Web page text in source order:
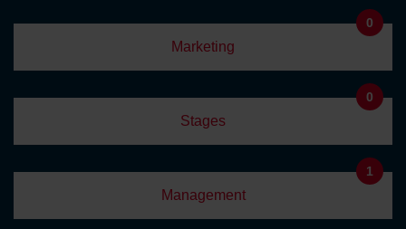
Marketing
0
Stages
0
Management
1